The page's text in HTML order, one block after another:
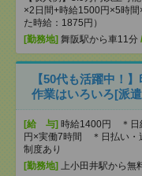
×2日間+時給1500円×5時間
た時給：1875円）
[勤務地] 舞阪駅から車11分 /
【50代も活躍中！
作業はいろいろ[派
[給 与] 時給1400円 ＊日
円×実働7時間 ＊日払い・
制度あり
[勤務地] 上小田井駅から無